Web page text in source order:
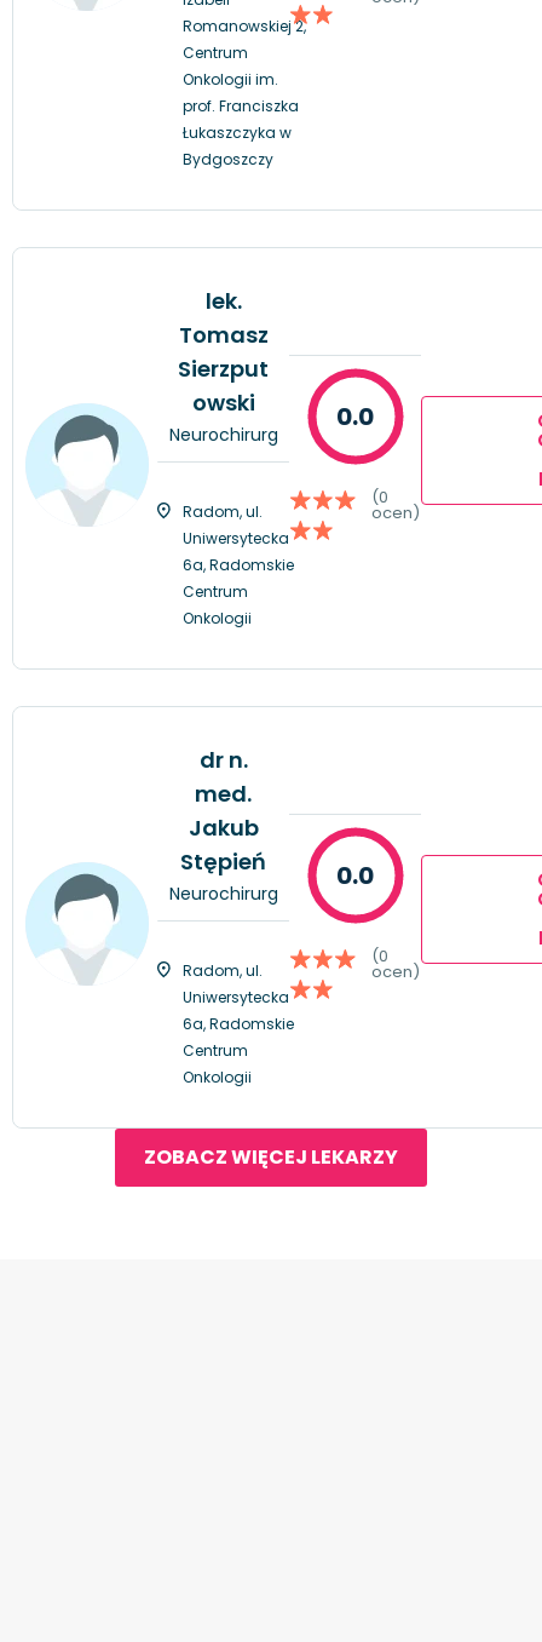
Romanowskiej 2,
Centrum
Onkologii im.
prof. Franciszka
Łukaszczyka w
Bydgoszczy
lek.
Tomasz
Sierzput
owski
Neurochirurg
Radom, ul.
Uniwersytecka
6a, Radomskie
Centrum
Onkologii
0.0
(0
ocen)
dr n.
med.
Jakub
Stępień
Neurochirurg
Radom, ul.
Uniwersytecka
6a, Radomskie
Centrum
Onkologii
0.0
(0
ocen)
ZOBACZ WIĘCEJ LEKARZY